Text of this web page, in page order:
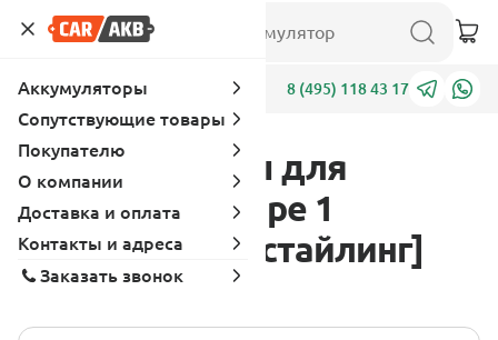
Адреса 8 (495) 118 43 17
Аккумуляторы для
Hyundai S - Coupe 1
поколение [рестайлинг]
1992 - 1996
Аккумуляторы
Сопутствующие товары
Покупателю
О компании
Доставка и оплата
Контакты и адреса
Заказать звонок